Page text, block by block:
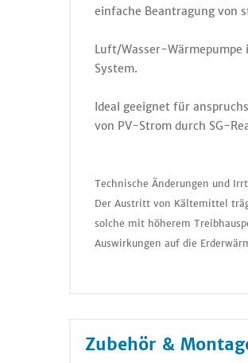
einfache Beantragung von
Luft/Wasser-Wärmepumpe
System.
Ideal geeignet für
von PV-Strom durch SG-
Technische Änderungen und
Der Austritt von Kältemittel
solche mit höherem
Auswirkungen auf die
Zubehör &